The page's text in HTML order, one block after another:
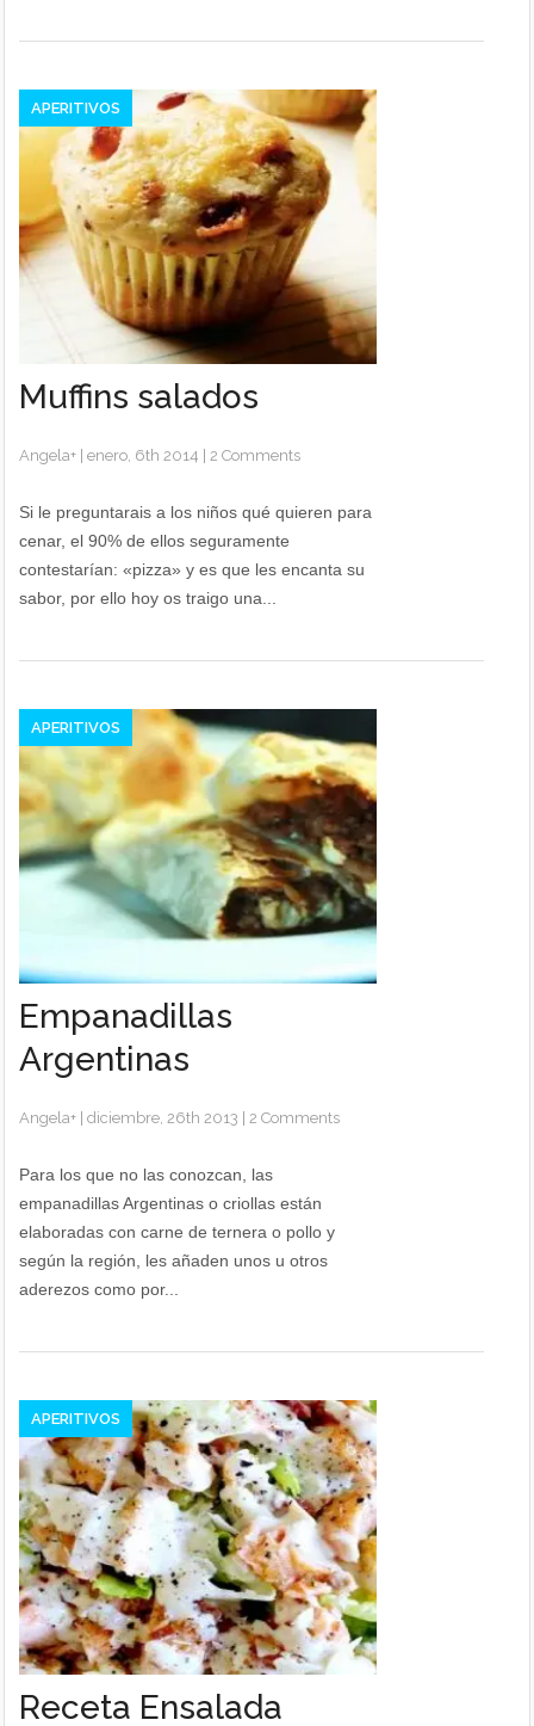
APERITIVOS
Muffins salados
Angela+ |enero, 6th 2014 |2 Comments
Si le preguntarais a los niños qué quieren para
cenar, el 90% de ellos seguramente
contestarían: «pizza» y es que les encanta su
sabor, por ello hoy os traigo una...
APERITIVOS
Empanadillas
Argentinas
Angela+ |diciembre, 26th 2013 |2 Comments
Para los que no las conozcan, las
empanadillas Argentinas o criollas están
elaboradas con carne de ternera o pollo y
según la región, les añaden unos u otros
aderezos como por...
APERITIVOS
Receta Ensalada